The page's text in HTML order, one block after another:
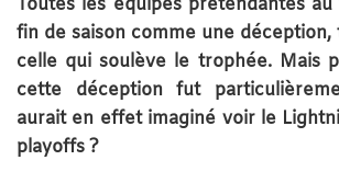
Toutes les équipes prétendantes
fin de saison comme une déception,
celle qui soulève le trophée. Mais
cette déception fut
aurait en effet imaginé voir le
playoffs ?